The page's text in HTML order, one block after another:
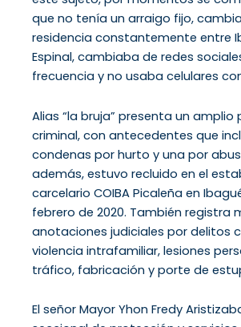
que no tenía un arraigo fijo,
residencia constantemente entre
Espinal, cambiaba de redes
frecuencia y no usaba celulares
Alias “la bruja” presenta un amplio
criminal, con antecedentes que
condenas por hurto y una por
además, estuvo recluido en el
carcelario COIBA Picaleña en
febrero de 2020. También registra
anotaciones judiciales por delitos
violencia intrafamiliar, lesiones
tráfico, fabricación y porte de
El señor Mayor Yhon Fredy